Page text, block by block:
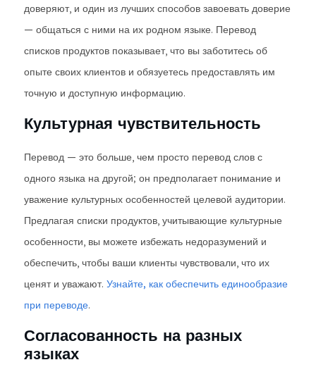
доверяют, и один из лучших способов завоевать доверие
— общаться с ними на их родном языке. Перевод
списков продуктов показывает, что вы заботитесь об
опыте своих клиентов и обязуетесь предоставлять им
точную и доступную информацию.
Культурная чувствительность
Перевод — это больше, чем просто перевод слов с
одного языка на другой; он предполагает понимание и
уважение культурных особенностей целевой аудитории.
Предлагая списки продуктов, учитывающие культурные
особенности, вы можете избежать недоразумений и
обеспечить, чтобы ваши клиенты чувствовали, что их
ценят и уважают. Узнайте, как обеспечить единообразие
при переводе.
Согласованность на разных
языках